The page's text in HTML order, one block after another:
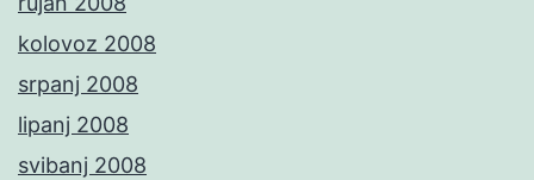
kolovoz 2008
srpanj 2008
lipanj 2008
svibanj 2008